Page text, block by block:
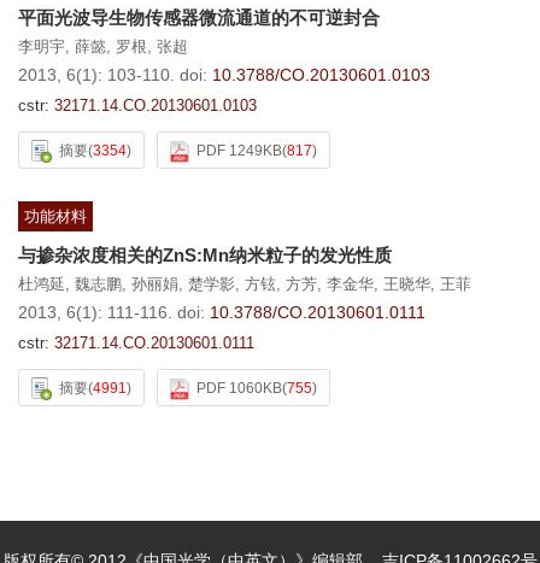
平面光波导生物传感器微流通道的不可逆封合
李明宇, 薛懿, 罗根, 张超
2013, 6(1): 103-110. doi: 10.3788/CO.20130601.0103
cstr: 32171.14.CO.20130601.0103
摘要(3354) PDF 1249KB(817)
功能材料
与掺杂浓度相关的ZnS:Mn纳米粒子的发光性质
杜鸿延, 魏志鹏, 孙丽娟, 楚学影, 方铉, 方芳, 李金华, 王晓华, 王菲
2013, 6(1): 111-116. doi: 10.3788/CO.20130601.0111
cstr: 32171.14.CO.20130601.0111
摘要(4991) PDF 1060KB(755)